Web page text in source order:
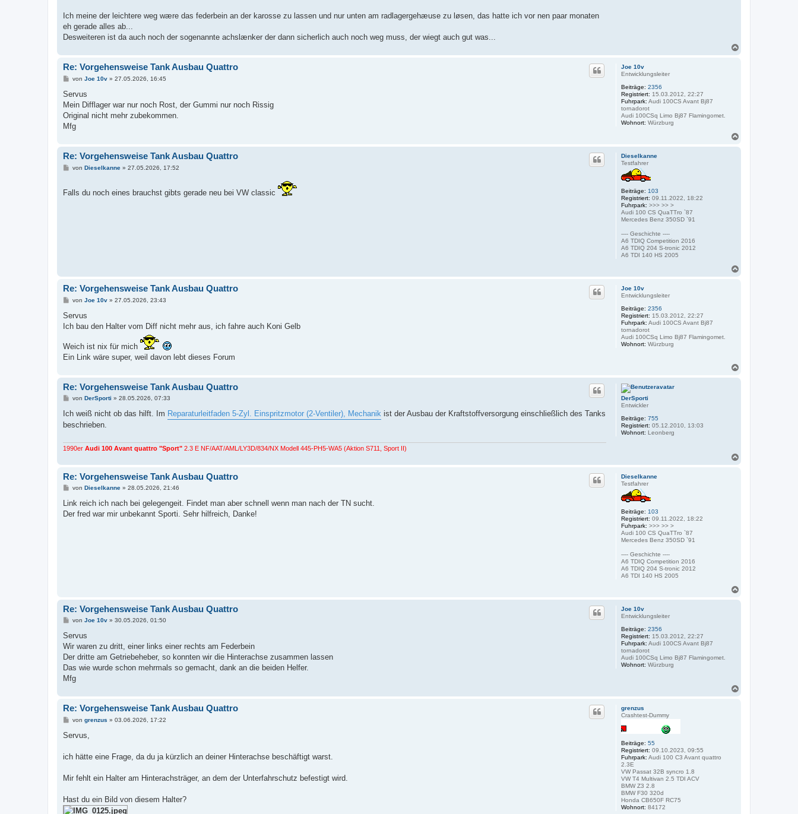
Ich meine der leichtere weg wære das federbein an der karosse zu lassen und nur unten am radlagergehæuse zu løsen, das hatte ich vor nen paar monaten
eh gerade alles ab...
Desweiteren ist da auch noch der sogenannte achslænker der dann sicherlich auch noch weg muss, der wiegt auch gut was...
Joe 10v
Entwicklungsleiter
Beiträge: 2356
Registriert: 15.03.2012, 22:27
Fuhrpark: Audi 100CS Avant Bj87
tornadorot
Audi 100CSq Limo Bj87 Flamingomet.
Wohnort: Würzburg
Re: Vorgehensweise Tank Ausbau Quattro
B
i
r
a
von Joe 10v» 27.05.2026, 16:45
Servus
Mein Difflager war nur noch Rost, der Gummi nur noch Rissig
Original nicht mehr zubekommen.
Mfg
Dieselkanne
Testfahrer
Beiträge: 103
Registriert: 09.11.2022, 18:22
Fuhrpark: >>> >> >
Audi 100 CS QuaTTro `87
Mercedes Benz 350SD `91
---- Geschichte ----
A6 TDIQ Competition 2016
A6 TDIQ 204 S-tronic 2012
A6 TDI 140 HS 2005
Re: Vorgehensweise Tank Ausbau Quattro
B
r
von Dieselkanne» 27.05.2026, 17:52
Falls du noch eines brauchst gibts gerade neu bei VW classic
Joe 10v
Entwicklungsleiter
Beiträge: 2356
Registriert: 15.03.2012, 22:27
Fuhrpark: Audi 100CS Avant Bj87
tornadorot
Audi 100CSq Limo Bj87 Flamingomet.
Wohnort: Würzburg
Re: Vorgehensweise Tank Ausbau Quattro
B
i
r
g
von Joe 10v» 27.05.2026, 23:43
Servus
Ich bau den Halter vom Diff nicht mehr aus, ich fahre auch Koni Gelb
Weich ist nix für mich
Ein Link wäre super, weil davon lebt dieses Forum
DerSporti
Entwickler
Beiträge: 755
Registriert: 05.12.2010, 13:03
Wohnort: Leonberg
Re: Vorgehensweise Tank Ausbau Quattro
B
i
r
von DerSporti » 28.05.2026, 07:33
Ich weiß nicht ob das hilft. Im Reparaturleitfaden 5-Zyl. Einspritzmotor (2-Ventiler), Mechanik ist der Ausbau der Kraftstoffversorgung einschließlich des Tanks
beschrieben.
1990er Audi 100 Avant quattro "Sport" 2.3 E NF/AAT/AML/LY3D/834/NX Modell 445-PH5-WA5 (Aktion S711, Sport II)
Dieselkanne
Testfahrer
Beiträge: 103
Registriert: 09.11.2022, 18:22
Fuhrpark: >>> >> >
Audi 100 CS QuaTTro `87
Mercedes Benz 350SD `91
---- Geschichte ----
A6 TDIQ Competition 2016
A6 TDIQ 204 S-tronic 2012
A6 TDI 140 HS 2005
Re: Vorgehensweise Tank Ausbau Quattro
B
i
r
von Dieselkanne» 28.05.2026, 21:46
Link reich ich nach bei gelegengeit. Findet man aber schnell wenn man nach der TN sucht.
Der fred war mir unbekannt Sporti. Sehr hilfreich, Danke!
Joe 10v
Entwicklungsleiter
Beiträge: 2356
Registriert: 15.03.2012, 22:27
Fuhrpark: Audi 100CS Avant Bj87
tornadorot
Audi 100CSq Limo Bj87 Flamingomet.
Wohnort: Würzburg
Re: Vorgehensweise Tank Ausbau Quattro
B
i
r
a
von Joe 10v» 30.05.2026, 01:50
Servus
Wir waren zu dritt, einer links einer rechts am Federbein
Der dritte am Getriebeheber, so konnten wir die Hinterachse zusammen lassen
Das wie wurde schon mehrmals so gemacht, dank an die beiden Helfer.
Mfg
grenzus
Crashtest-Dummy
Beiträge: 55
Registriert: 09.10.2023, 09:55
Fuhrpark: Audi 100 C3 Avant quattro
2.3E
VW Passat 32B syncro 1.8
VW T4 Multivan 2.5 TDI ACV
BMW Z3 2.8
BMW F30 320d
Honda CB650F RC75
Wohnort: 84172
Re: Vorgehensweise Tank Ausbau Quattro
B
i
a
von grenzus » 03.06.2026, 17:22
Servus,
ich hätte eine Frage, da du ja kürzlich an deiner Hinterachse beschäftigt warst.
Mir fehlt ein Halter am Hinterachsträger, an dem der Unterfahrschutz befestigt wird.
Hast du ein Bild von diesem Halter?